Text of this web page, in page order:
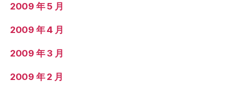
2009 年 5 月
2009 年 4 月
2009 年 3 月
2009 年 2 月